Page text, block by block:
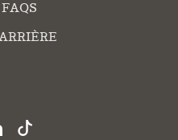
FAQS